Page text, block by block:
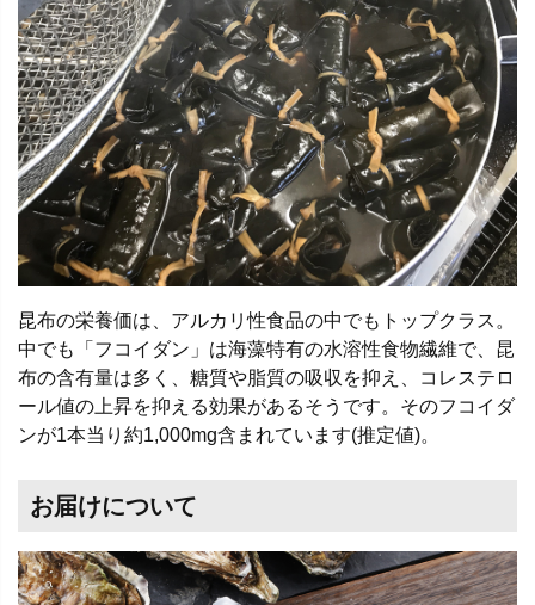
昆布の栄養価は、アルカリ性食品の中でもトップクラス。
中でも「フコイダン」は海藻特有の水溶性食物繊維で、昆
布の含有量は多く、糖質や脂質の吸収を抑え、コレステロ
ール値の上昇を抑える効果があるそうです。そのフコイダ
ンが1本当り約1,000mg含まれています(推定値)。
お届けについて